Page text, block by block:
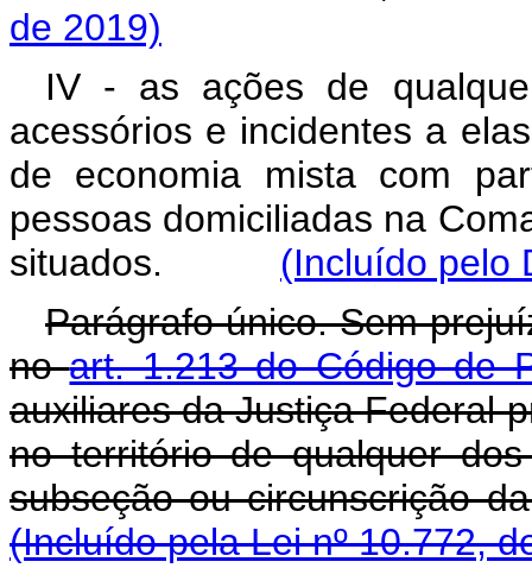
de 2019)
IV - as ações de
acessórios e incidentes a
de economia mista com
pessoas domiciliadas na
situados. (Incluído pelo
Parágrafo único. Sem
noart. 1.213 do Código de
auxiliares da Justiça Federal
no território de qualquer
subseção ou
(Incluído pela Lei nº 10.772,